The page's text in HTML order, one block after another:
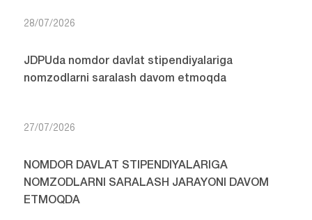
28/07/2026
JDPUda nomdor davlat stipendiyalariga
nomzodlarni saralash davom etmoqda
27/07/2026
NOMDOR DAVLAT STIPENDIYALARIGA
NOMZODLARNI SARALASH JARAYONI DAVOM
ETMOQDA